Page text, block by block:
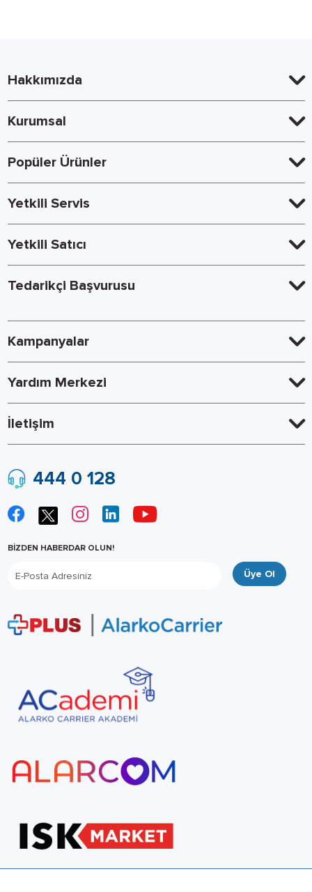
Hakkımızda
Kurumsal
Popüler Ürünler
Yetkili Servis
Yetkili Satıcı
Tedarikçi Başvurusu
Kampanyalar
Yardım Merkezi
İletişim
444 0 128
BİZDEN HABERDAR OLUN!
Üye Ol